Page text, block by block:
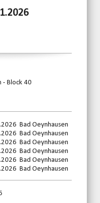
- Block 40
Bad Oeynhausen
Bad Oeynhausen
Bad Oeynhausen
Bad Oeynhausen
Bad Oeynhausen
Bad Oeynhausen